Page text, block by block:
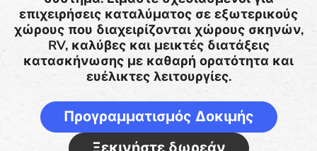
επιχειρήσεις καταλύματος σε εξωτερικούς
χώρους που διαχειρίζονται χώρους σκηνών,
RV, καλύβες και μεικτές διατάξεις
κατασκήνωσης με καθαρή ορατότητα και
ευέλικτες λειτουργίες.
Προγραμματισμός Δοκιμής